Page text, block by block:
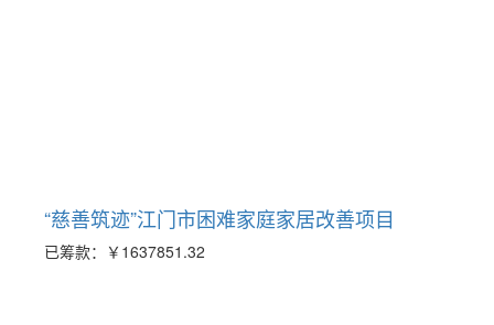
“慈善筑迹”江门市困难家庭家居改善项目
已筹款： ￥1637851.32